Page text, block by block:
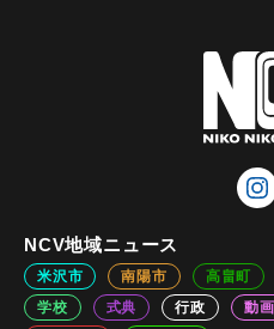
NCV地域ニュース
米沢市 南陽市 高畠町
学校
式典 行政 動画